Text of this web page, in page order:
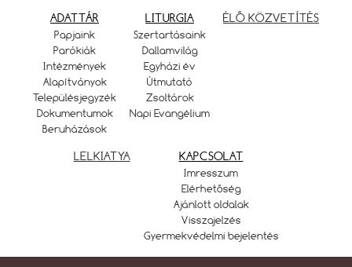
ADATTÁR
Papjaink
Parókiák
Intézmények
Alapítványok
Településjegyzék
Dokumentumok
Beruházások
LITURGIA
Szertartásaink
Dallamvilág
Egyházi év
Útmutató
Zsoltárok
Napi Evangélium
ÉLŐ KÖZVETÍTÉS
LELKIATYA KAPCSOLAT
Imresszum
Elérhetőség
Ajánlott oldalak
Visszajelzés
Gyermekvédelmi bejelentés